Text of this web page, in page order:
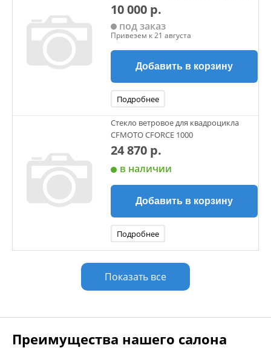
10 000 р.
под заказ
Привезем к 21 августа
Добавить в корзину
Подробнее
Стекло ветровое для квадроцикла
CFMOTO CFORCE 1000
24 870 р.
в наличии
Добавить в корзину
Подробнее
Показать все
Преимущества нашего салона